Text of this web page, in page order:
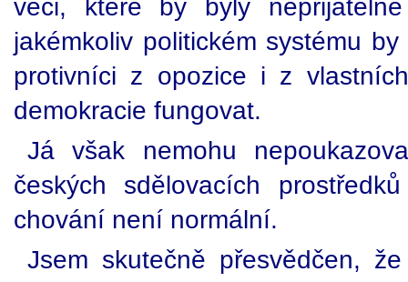
věci, které by byly
jakémkoliv politickém systému
protivníci z opozice i z
demokracie fungovat.
Já však nemohu
českých sdělovacích
chování není normální.
Jsem skutečně přesvědčen,